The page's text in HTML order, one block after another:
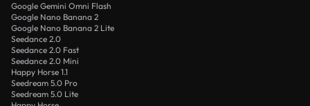
Google Gemini Omni Flash
Google Nano Banana 2
Google Nano Banana 2 Lite
Seedance 2.0
Seedance 2.0 Fast
Seedance 2.0 Mini
Happy Horse 1.1
Seedream 5.0 Pro
Seedream 5.0 Lite